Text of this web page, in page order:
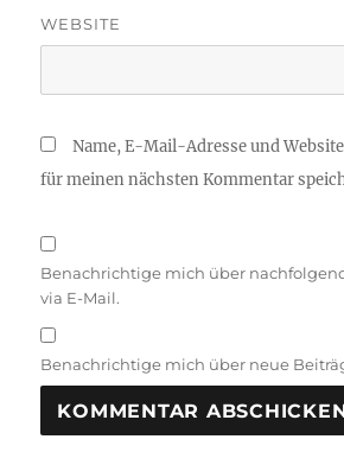
WEBSITE
Name, E-Mail-Adresse und
für meinen nächsten Kommentar
Benachrichtige mich über
via E-Mail.
Benachrichtige mich über neue